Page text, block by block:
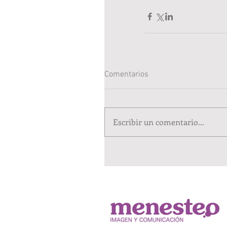
Comentarios
Escribir un comentario...